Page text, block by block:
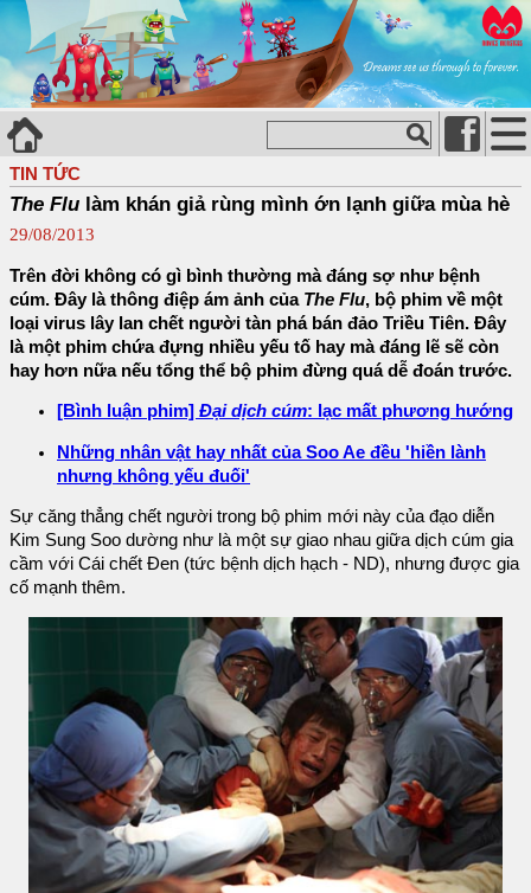
TIN TỨC
The Flu làm khán giả rùng mình ớn lạnh giữa mùa hè
29/08/2013
Trên đời không có gì bình thường mà đáng sợ như bệnh
cúm. Đây là thông điệp ám ảnh của The Flu, bộ phim về một
loại virus lây lan chết người tàn phá bán đảo Triều Tiên. Đây
là một phim chứa đựng nhiều yếu tố hay mà đáng lẽ sẽ còn
hay hơn nữa nếu tổng thể bộ phim đừng quá dễ đoán trước.
[Bình luận phim] Đại dịch cúm: lạc mất phương hướng
Những nhân vật hay nhất của Soo Ae đều 'hiền lành
nhưng không yếu đuối'
Sự căng thẳng chết người trong bộ phim mới này của đạo diễn
Kim Sung Soo dường như là một sự giao nhau giữa dịch cúm gia
cầm với Cái chết Đen (tức bệnh dịch hạch - ND), nhưng được gia
cố mạnh thêm.